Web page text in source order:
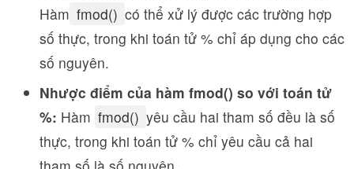
Hàm fmod() có thể xử lý được các trường hợp
số thực, trong khi toán tử % chỉ áp dụng cho các
số nguyên.
Nhược điểm của hàm fmod() so với toán tử
%: Hàm fmod() yêu cầu hai tham số đều là số
thực, trong khi toán tử % chỉ yêu cầu cả hai
tham số là số nguyên.